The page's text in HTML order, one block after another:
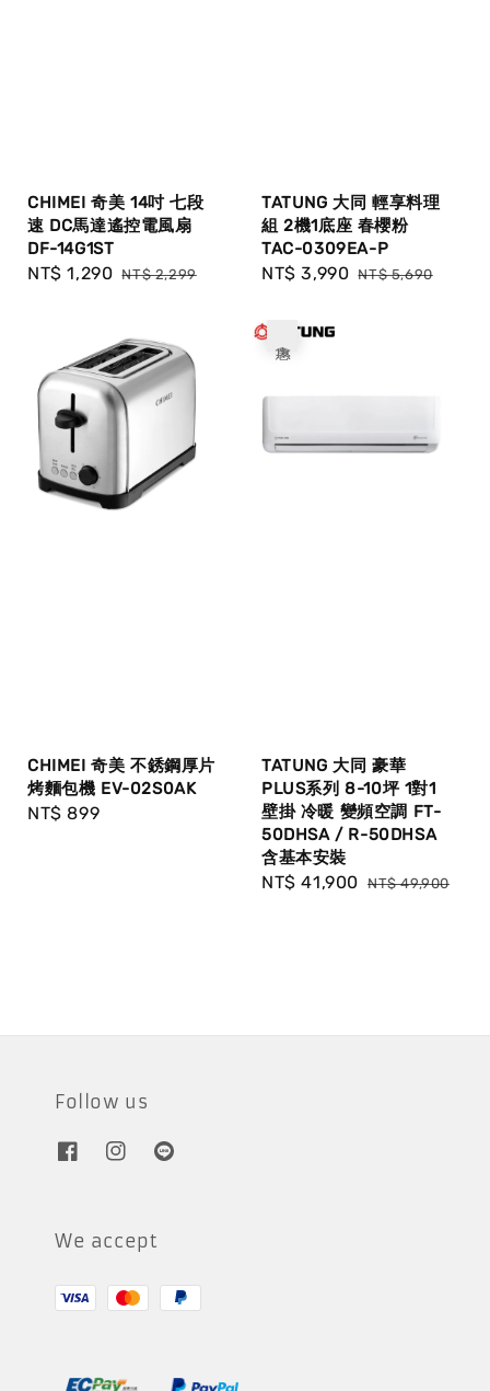
CHIMEI 奇美 14吋 七段
速 DC馬達遙控電風扇
DF-14G1ST
Sale
NT$ 1,290 Regular
NT$ 2,299
TATUNG 大同 輕享料理
組 2機1底座 春櫻粉
TAC-0309EA-P
Sale
NT$ 3,990 Regular
NT$ 5,690
CHIMEI 奇美 不銹鋼厚片
烤麵包機 EV-02S0AK
Regular
NT$ 899
TATUNG 大同 豪華
PLUS系列 8-10坪 1對1
壁掛 冷暖 變頻空調 FT-
50DHSA / R-50DHSA
含基本安裝
Sale
NT$ 41,900 Regular
NT$ 49,900
Follow us
We accept